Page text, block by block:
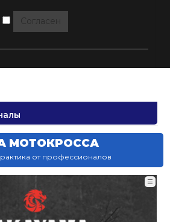
Согласен
МОТОКРОССА
от профессионалов
☰